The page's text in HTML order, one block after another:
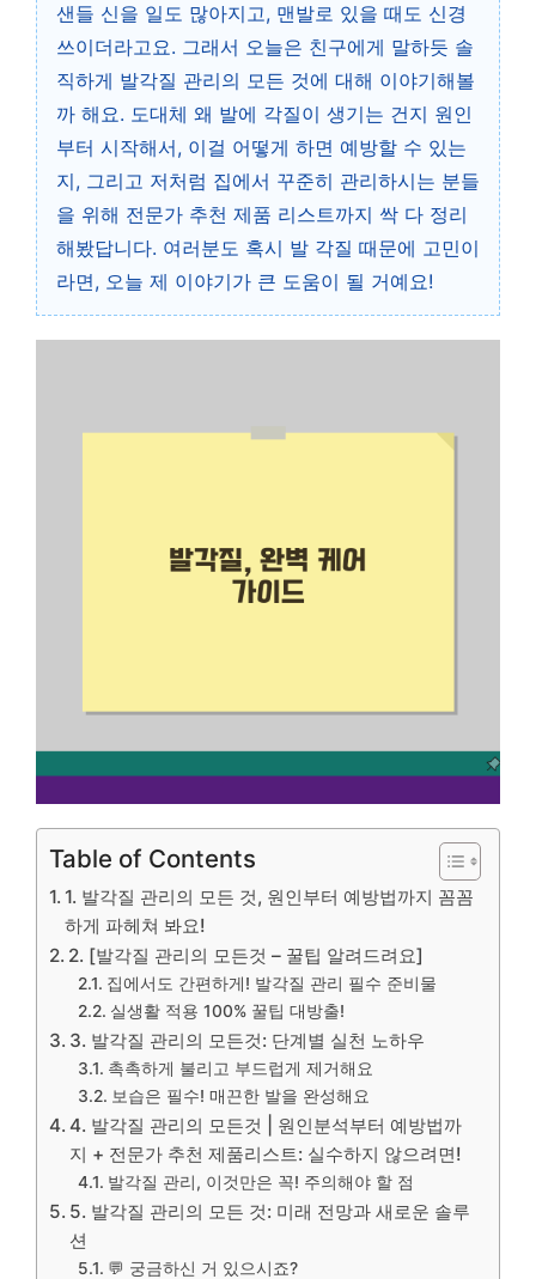
샌들 신을 일도 많아지고, 맨발로 있을 때도 신경
쓰이더라고요. 그래서 오늘은 친구에게 말하듯 솔
직하게 발각질 관리의 모든 것에 대해 이야기해볼
까 해요. 도대체 왜 발에 각질이 생기는 건지 원인
부터 시작해서, 이걸 어떻게 하면 예방할 수 있는
지, 그리고 저처럼 집에서 꾸준히 관리하시는 분들
을 위해 전문가 추천 제품 리스트까지 싹 다 정리
해봤답니다. 여러분도 혹시 발 각질 때문에 고민이
라면, 오늘 제 이야기가 큰 도움이 될 거예요!
Table of Contents
1. 발각질 관리의 모든 것, 원인부터 예방법까지 꼼꼼
하게 파헤쳐 봐요!
2. [발각질 관리의 모든것 – 꿀팁 알려드려요]
집에서도 간편하게! 발각질 관리 필수 준비물
실생활 적용 100% 꿀팁 대방출!
3. 발각질 관리의 모든것: 단계별 실천 노하우
촉촉하게 불리고 부드럽게 제거해요
보습은 필수! 매끈한 발을 완성해요
4. 발각질 관리의 모든것 | 원인분석부터 예방법까
지 + 전문가 추천 제품리스트: 실수하지 않으려면!
발각질 관리, 이것만은 꼭! 주의해야 할 점
5. 발각질 관리의 모든 것: 미래 전망과 새로운 솔루
션
💬 궁금하신 거 있으시죠?